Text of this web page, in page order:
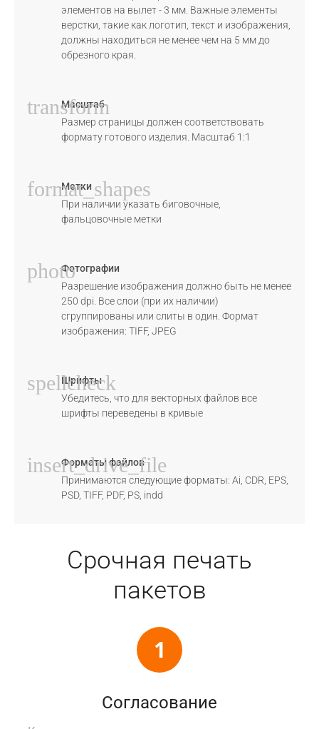
элементов на вылет - 3 мм. Важные элементы
верстки, такие как логотип, текст и изображения,
должны находиться не менее чем на 5 мм до
обрезного края.
transform
Масштаб
Размер страницы должен соответствовать
формату готового изделия. Масштаб 1:1
format_shapes
Метки
При наличии указать биговочные,
фальцовочные метки
photoФотографии
Разрешение изображения должно быть не менее
250 dpi. Все слои (при их наличии)
сгруппированы или слиты в один. Формат
изображения: TIFF, JPEG
spellcheck
Шрифты
Убедитесь, что для векторных файлов все
шрифты переведены в кривые
insert_drive_file
Форматы файлов
Принимаются следующие форматы: Ai, CDR, EPS,
PSD, TIFF, PDF, PS, indd
Срочная печать
пакетов
Согласование